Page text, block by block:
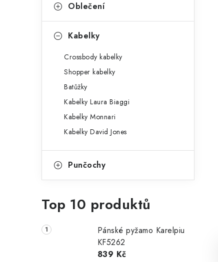
n
Oblečení
Kabelky
Crossbody kabelky
Shopper kabelky
Batůžky
Kabelky Laura Biaggi
Kabelky Monnari
Kabelky David Jones
Punčochy
Top 10 produktů
Pánské pyžamo Karelpiu
KF5262
839 Kč